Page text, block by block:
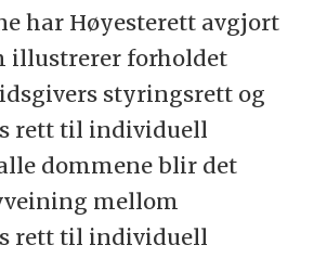
har Høyesterett avgjort
illustrerer forholdet
styringsrett og
rett til individuell
dommene blir det
mellom
rett til individuell